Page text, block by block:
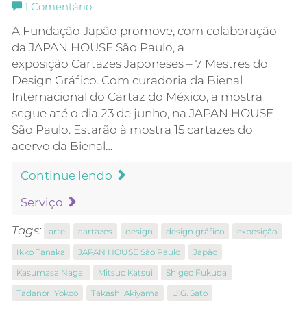
1 Comentário
A Fundação Japão promove, com colaboração
da JAPAN HOUSE São Paulo, a
exposição Cartazes Japoneses – 7 Mestres do
Design Gráfico. Com curadoria da Bienal
Internacional do Cartaz do México, a mostra
segue até o dia 23 de junho, na JAPAN HOUSE
São Paulo. Estarão à mostra 15 cartazes do
acervo da Bienal…
Continue lendo
Serviço
Tags: arte cartazes design design gráfico
exposição
Ikko Tanaka
JAPAN HOUSE São Paulo
Japão
Kasumasa Nagai
Mitsuo Katsui
Shigeo Fukuda
Tadanori Yokoo
Takashi Akiyama U.G. Sato